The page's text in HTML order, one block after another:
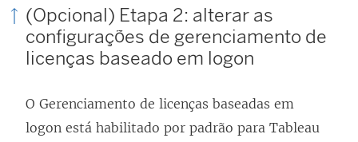
a
n
a
)
n
k
a
r
e
(Opcional) Etapa 2: alterar as
configurações de gerenciamento de
licenças baseado em logon
O Gerenciamento de licenças baseadas em
logon está habilitado por padrão para Tableau